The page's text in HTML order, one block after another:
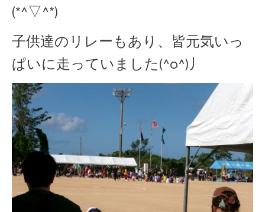
(*^▽^*)
子供達のリレーもあり、皆元気いっ
ぱいに走っていました(^o^)丿